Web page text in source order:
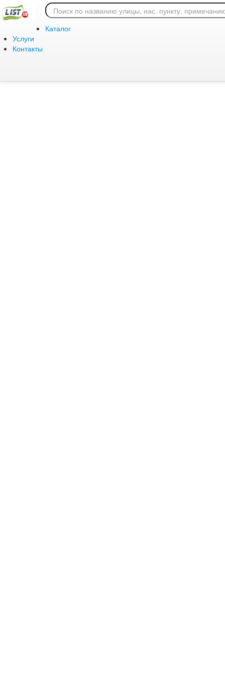
Каталог
Услуги
Контакты
Ошибка 404: страница